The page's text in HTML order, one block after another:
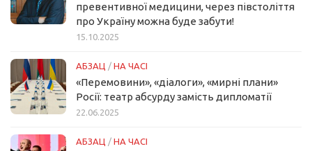
превентивної медицини, через півстоліття
про Україну можна буде забути!
15.10.2025
АБЗАЦ / НА ЧАСІ
«Перемовини», «діалоги», «мирні плани»
Росії: театр абсурду замість дипломатії
22.06.2025
АБЗАЦ / НА ЧАСІ